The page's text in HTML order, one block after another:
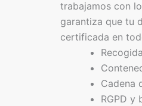
trabajamos con
garantiza que tu
certificada en
Cadena
RGPD y